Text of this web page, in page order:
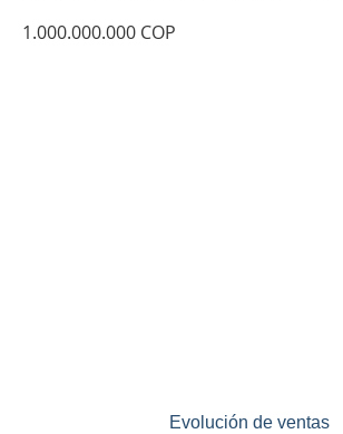
1.000.000.000 COP
Evolución de ventas